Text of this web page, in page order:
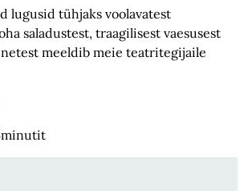
lugusid tühjaks voolavatest
saladustest, traagilisest vaesusest
meeldib meie teatritegijaile
minutit